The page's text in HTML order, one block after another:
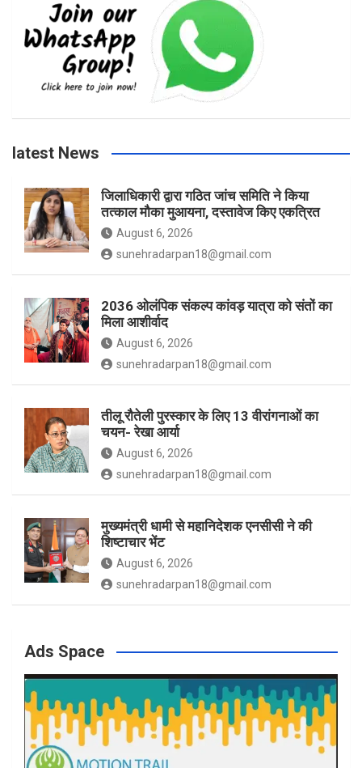
e
b
o
k
g
a
t
e b
latest News
जिलाधिकारी द्वारा गठित जांच समिति ने किया
तत्काल मौका मुआयना, दस्तावेज किए एकत्रित
August 6, 2026
sunehradarpan18@gmail.com
2036 ओलंपिक संकल्प कांवड़ यात्रा को संतों का
मिला आशीर्वाद
August 6, 2026
sunehradarpan18@gmail.com
तीलू रौतेली पुरस्कार के लिए 13 वीरांगनाओं का
चयन- रेखा आर्या
August 6, 2026
sunehradarpan18@gmail.com
मुख्यमंत्री धामी से महानिदेशक एनसीसी ने की
शिष्टाचार भेंट
August 6, 2026
sunehradarpan18@gmail.com
Ads Space